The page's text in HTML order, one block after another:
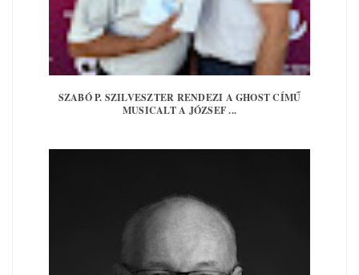
SZABÓ P. SZILVESZTER RENDEZI A GHOST CÍMŰ
MUSICALT A JÓZSEF ...